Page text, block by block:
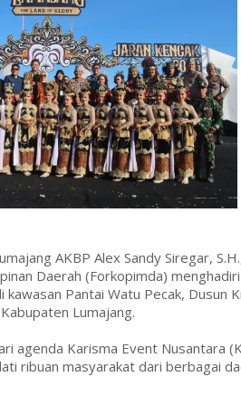
AKBP Alex Sandy Siregar,
Daerah (Forkopimda)
Pantai Watu Pecak, Dusun
Lumajang.
agenda Karisma Event Nusantara
ribuan masyarakat dari berbagai